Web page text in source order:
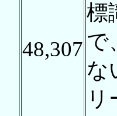
48,307
標
で
な